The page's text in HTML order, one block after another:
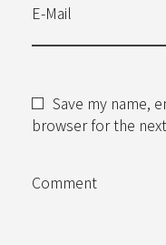
E-Mail
Save my name,
browser for the
Comment